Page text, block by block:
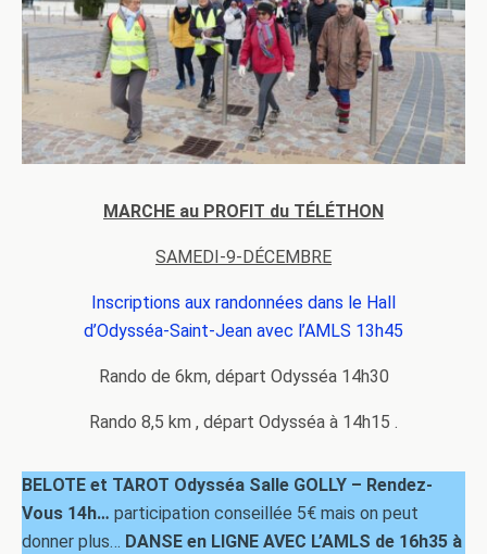
MARCHE au PROFIT du TÉLÉTHON
SAMEDI-9-DÉCEMBRE
Inscriptions aux randonnées dans le Hall
d’Odysséa-Saint-Jean avec l’AMLS 13h45
Rando de 6km, départ Odysséa 14h30
Rando 8,5 km , départ Odysséa à 14h15 .
BELOTE et TAROT Odysséa Salle GOLLY – Rendez-
Vous 14h… participation conseillée 5€ mais on peut
donner plus… DANSE en LIGNE AVEC L’AMLS de 16h35 à